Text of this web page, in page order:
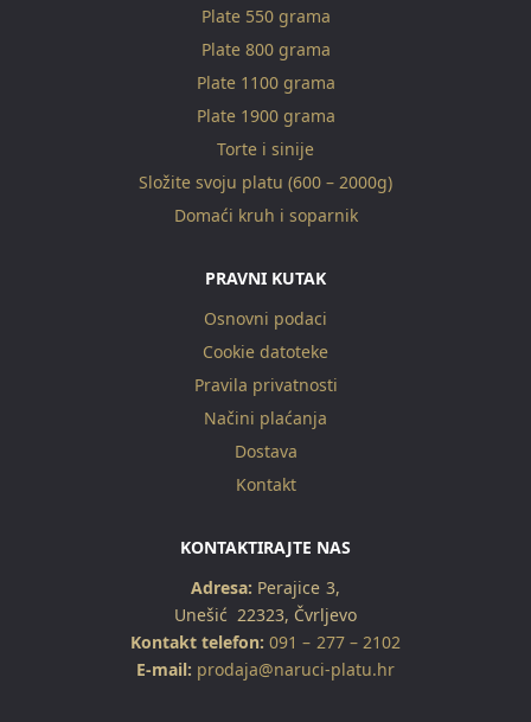
Plate 550 grama
Plate 800 grama
Plate 1100 grama
Plate 1900 grama
Torte i sinije
Složite svoju platu (600 – 2000g)
Domaći kruh i soparnik
PRAVNI KUTAK
Osnovni podaci
Cookie datoteke
Pravila privatnosti
Načini plaćanja
Dostava
Kontakt
KONTAKTIRAJTE NAS
Adresa: Perajice 3,
Unešić 22323, Čvrljevo
Kontakt telefon: 091 – 277 – 2102
E-mail: prodaja@naruci-platu.hr